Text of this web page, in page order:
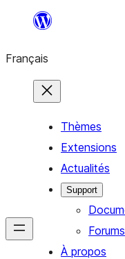
contenu
Français
Thèmes
Extensions
Actualités
Support
Forums
À propos